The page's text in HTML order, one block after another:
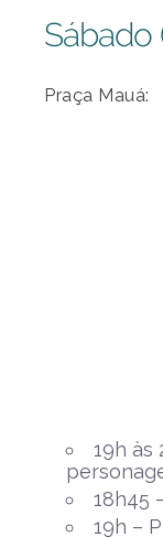
Sábado
Praça Mauá:
19h às
18h45
19h –